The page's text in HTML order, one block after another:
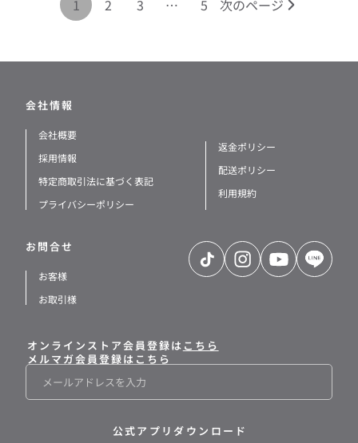
1 2 3 … 5 次のページ
会社情報
会社概要
採用情報
特定商取引法に基づく表記
プライバシーポリシー
返金ポリシー
配送ポリシー
利用規約
お問合せ
お客様
お取引様
TikTokInstagramYouTube
LINE
オンラインストア会員登録は こちら
メルマガ会員登録はこちら
ー
公式アプリダウンロード